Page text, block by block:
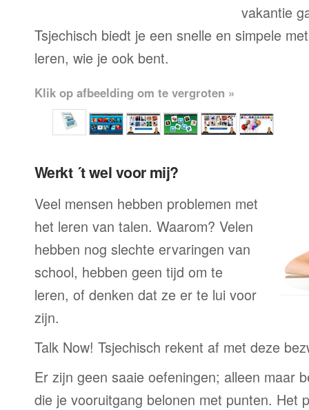
vakantie
Tsjechisch biedt je een snelle en simpele
leren, wie je ook bent.
Klik op afbeelding om te vergroten »
Werkt ´t wel voor mij?
Veel mensen hebben problemen met
het leren van talen. Waarom? Velen
hebben nog slechte ervaringen van
school, hebben geen tijd om te
leren, of denken dat ze er te lui voor
zijn.
Talk Now! Tsjechisch rekent af met deze
Er zijn geen saaie oefeningen; alleen maar
die je vooruitgang belonen met punten. Het